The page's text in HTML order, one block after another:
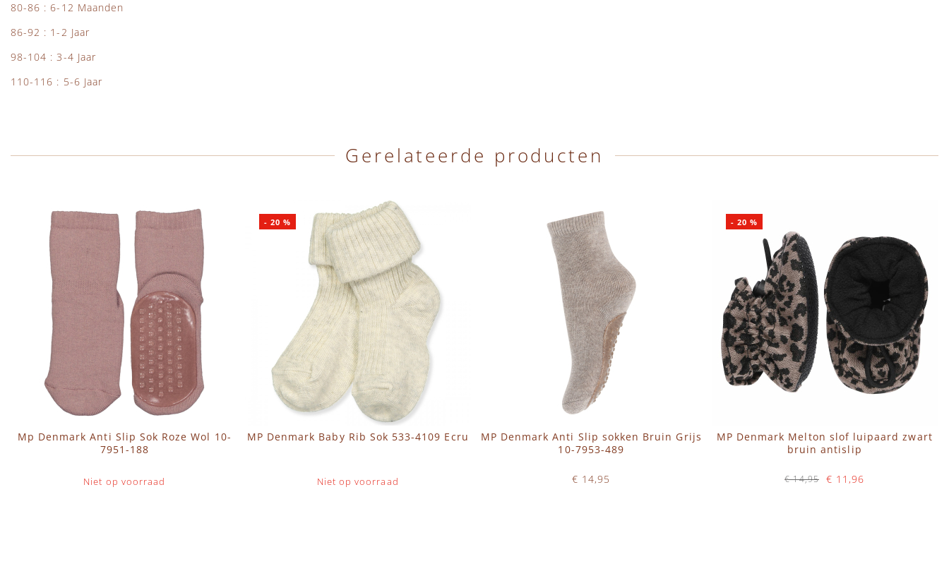
80-86 : 6-12 Maanden
86-92 : 1-2 Jaar
98-104 : 3-4 Jaar
110-116 : 5-6 Jaar
Gerelateerde producten
Mp Denmark Anti Slip Sok Roze Wol 10-
7951-188
Niet op voorraad
MP Denmark Baby Rib Sok 533-4109 Ecru
Niet op voorraad
- 20 %
MP Denmark Anti Slip sokken Bruin Grijs
10-7953-489
€ 14,95
MP Denmark Melton slof luipaard zwart
bruin antislip
€ 11,96
€ 14,95
- 20 %